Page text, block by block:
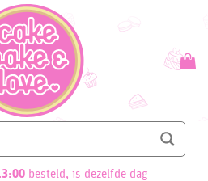
besteld, is dezelfde dag